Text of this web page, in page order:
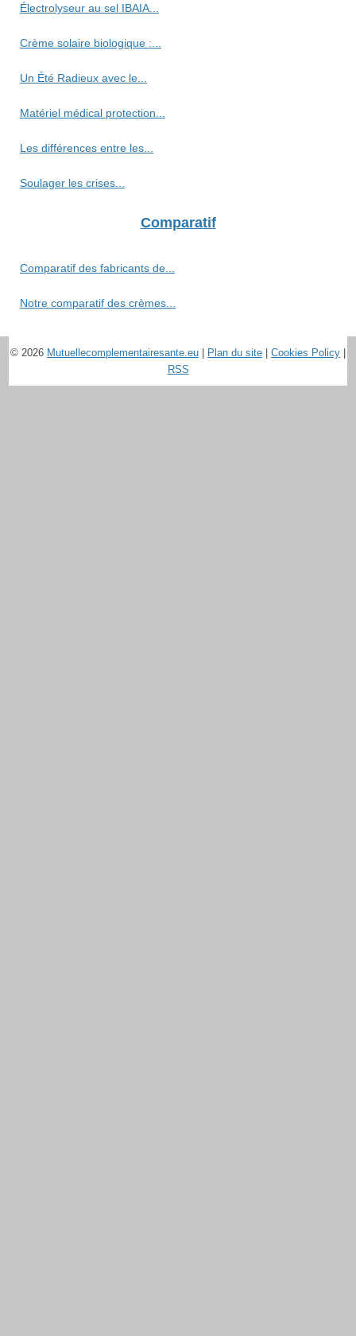
Électrolyseur au sel IBAIA...
Crème solaire biologique :...
Un Été Radieux avec le...
Matériel médical protection...
Les différences entre les...
Soulager les crises...
Comparatif
Comparatif des fabricants de...
Notre comparatif des crèmes...
© 2026 Mutuellecomplementairesante.eu Plan du site Cookies Policy
RSS